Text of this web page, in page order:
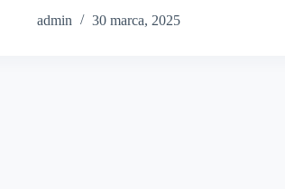
admin
30 marca, 2025